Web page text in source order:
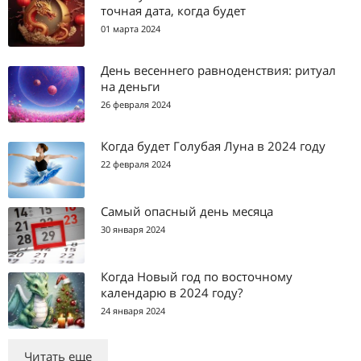
точная дата, когда будет
01 марта 2024
День весеннего равноденствия: ритуал
на деньги
26 февраля 2024
Когда будет Голубая Луна в 2024 году
22 февраля 2024
Самый опасный день месяца
30 января 2024
Когда Новый год по восточному
календарю в 2024 году?
24 января 2024
Читать еще